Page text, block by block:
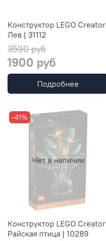
Конструктор LEGO Creator
Лев | 31112
3590 руб
1900 руб
Подробнее
Нет в наличии
-41%
Конструктор LEGO Creator
Райская птица | 10289